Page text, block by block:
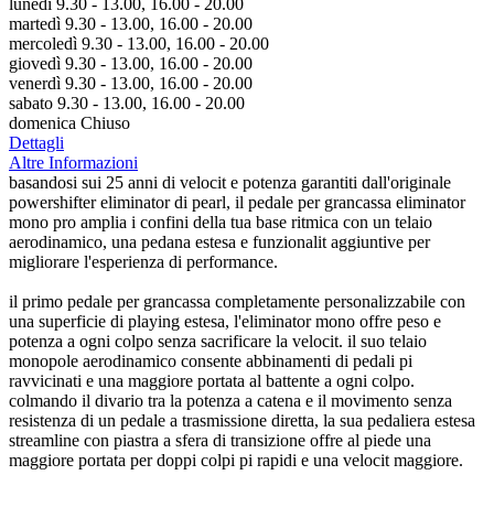
lunedì 9.30 - 13.00, 16.00 - 20.00
martedì 9.30 - 13.00, 16.00 - 20.00
mercoledì 9.30 - 13.00, 16.00 - 20.00
giovedì 9.30 - 13.00, 16.00 - 20.00
venerdì 9.30 - 13.00, 16.00 - 20.00
sabato 9.30 - 13.00, 16.00 - 20.00
domenica Chiuso
Dettagli
Altre Informazioni
basandosi sui 25 anni di velocit e potenza garantiti dall'originale
powershifter eliminator di pearl, il pedale per grancassa eliminator
mono pro amplia i confini della tua base ritmica con un telaio
aerodinamico, una pedana estesa e funzionalit aggiuntive per
migliorare l'esperienza di performance.
il primo pedale per grancassa completamente personalizzabile con
una superficie di playing estesa, l'eliminator mono offre peso e
potenza a ogni colpo senza sacrificare la velocit. il suo telaio
monopole aerodinamico consente abbinamenti di pedali pi
ravvicinati e una maggiore portata al battente a ogni colpo.
colmando il divario tra la potenza a catena e il movimento senza
resistenza di un pedale a trasmissione diretta, la sua pedaliera estesa
streamline con piastra a sfera di transizione offre al piede una
maggiore portata per doppi colpi pi rapidi e una velocit maggiore.